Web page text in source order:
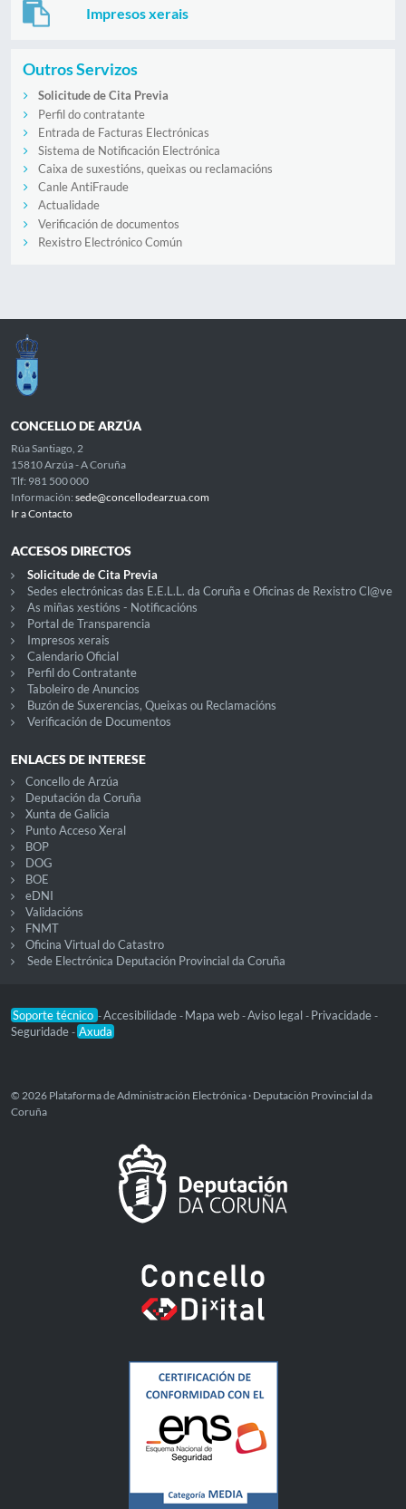
Impresos xerais
Outros Servizos
Solicitude de Cita Previa
Perfil do contratante
Entrada de Facturas Electrónicas
Sistema de Notificación Electrónica
Caixa de suxestións, queixas ou reclamacións
Canle AntiFraude
Actualidade
Verificación de documentos
Rexistro Electrónico Común
CONCELLO DE ARZÚA
Rúa Santiago, 2
15810 Arzúa - A Coruña
Tlf: 981 500 000
Información: sede@concellodearzua.com
Ir a Contacto
ACCESOS DIRECTOS
Solicitude de Cita Previa
Sedes electrónicas das E.E.L.L. da Coruña e Oficinas de Rexistro Cl@ve
As miñas xestións - Notificacións
Portal de Transparencia
Impresos xerais
Calendario Oficial
Perfil do Contratante
Taboleiro de Anuncios
Buzón de Suxerencias, Queixas ou Reclamacións
Verificación de Documentos
ENLACES DE INTERESE
Concello de Arzúa
Deputación da Coruña
Xunta de Galicia
Punto Acceso Xeral
BOP
DOG
BOE
eDNI
Validacións
FNMT
Oficina Virtual do Catastro
Sede Electrónica Deputación Provincial da Coruña
Soporte técnico -Accesibilidade - Mapa web -Aviso legal - Privacidade -
Seguridade - Axuda
© 2026 Plataforma de Administración Electrónica · Deputación Provincial da
Coruña